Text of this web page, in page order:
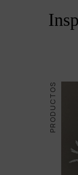
PRODUCTOS